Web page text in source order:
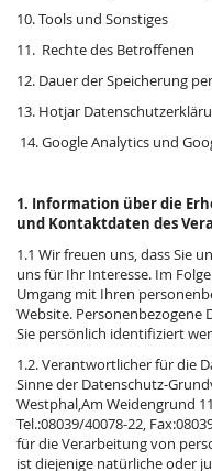
10. Tools und Sonstiges
11. Rechte des Betroffenen
12. Dauer der Speicherung
13. Hotjar
14. Google Analytics und
1. Information über die
und Kontaktdaten des
1.1 Wir freuen uns, dass Sie
uns für Ihr Interesse. Im
Umgang mit Ihren
Website. Personenbezogene
Sie persönlich identifiziert
1.2. Verantwortlicher für die
Sinne der Datenschutz-
Westphal,Am Weidengrund
Tel.:08039/40078-22,
für die Verarbeitung von
ist diejenige natürliche oder